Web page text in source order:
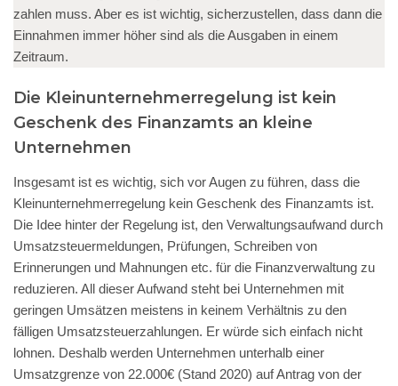
zahlen muss. Aber es ist wichtig, sicherzustellen, dass dann die
Einnahmen immer höher sind als die Ausgaben in einem
Zeitraum.
Die Kleinunternehmerregelung ist kein
Geschenk des Finanzamts an kleine
Unternehmen
Insgesamt ist es wichtig, sich vor Augen zu führen, dass die
Kleinunternehmerregelung kein Geschenk des Finanzamts ist.
Die Idee hinter der Regelung ist, den Verwaltungsaufwand durch
Umsatzsteuermeldungen, Prüfungen, Schreiben von
Erinnerungen und Mahnungen etc. für die Finanzverwaltung zu
reduzieren. All dieser Aufwand steht bei Unternehmen mit
geringen Umsätzen meistens in keinem Verhältnis zu den
fälligen Umsatzsteuerzahlungen. Er würde sich einfach nicht
lohnen. Deshalb werden Unternehmen unterhalb einer
Umsatzgrenze von 22.000€ (Stand 2020) auf Antrag von der